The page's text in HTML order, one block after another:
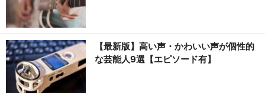
【最新版】高い声・かわいい声が個性的
な芸能人9選【エピソード有】